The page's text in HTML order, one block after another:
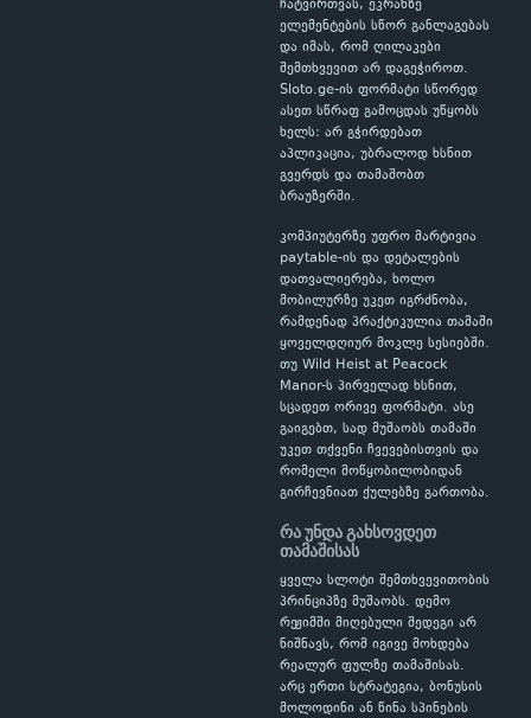
ჩატვირთვას, ეკრანზე
ელემენტების სწორ განლაგებას
და იმას, რომ ღილაკები
შემთხვევით არ დაგეჭიროთ.
Sloto.ge-ის ფორმატი სწორედ
ასეთ სწრაფ გამოცდას უწყობს
ხელს: არ გჭირდებათ
აპლიკაცია, უბრალოდ ხსნით
გვერდს და თამაშობთ
ბრაუზერში.
კომპიუტერზე უფრო მარტივია
paytable-ის და დეტალების
დათვალიერება, ხოლო
მობილურზე უკეთ იგრძნობა,
რამდენად პრაქტიკულია თამაში
ყოველდღიურ მოკლე სესიებში.
თუ Wild Heist at Peacock
Manor-ს პირველად ხსნით,
სცადეთ ორივე ფორმატი. ასე
გაიგებთ, სად მუშაობს თამაში
უკეთ თქვენი ჩვევებისთვის და
რომელი მოწყობილობიდან
გირჩევნიათ ქულებზე გართობა.
რა უნდა გახსოვდეთ
თამაშისას
ყველა სლოტი შემთხვევითობის
პრინციპზე მუშაობს. დემო
რეჟიმში მიღებული შედეგი არ
ნიშნავს, რომ იგივე მოხდება
რეალურ ფულზე თამაშისას.
არც ერთი სტრატეგია, ბონუსის
მოლოდინი ან წინა სპინების